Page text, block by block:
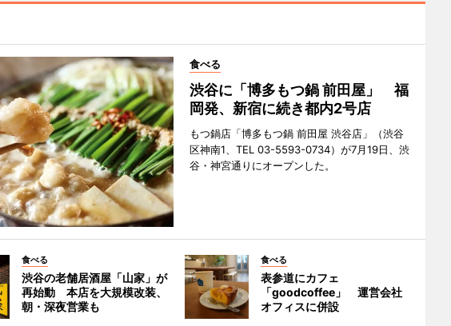
食べる
渋谷に「博多もつ鍋 前田屋」 福
岡発、新宿に続き都内2号店
もつ鍋店「博多もつ鍋 前田屋 渋谷店」（渋谷
区神南1、TEL 03-5593-0734）が7月19日、渋
谷・神宮通りにオープンした。
食べる
渋谷の老舗居酒屋「山家」が
再始動 本店を大規模改装、
朝・深夜営業も
食べる
表参道にカフェ
「goodcoffee」 運営会社
オフィスに併設